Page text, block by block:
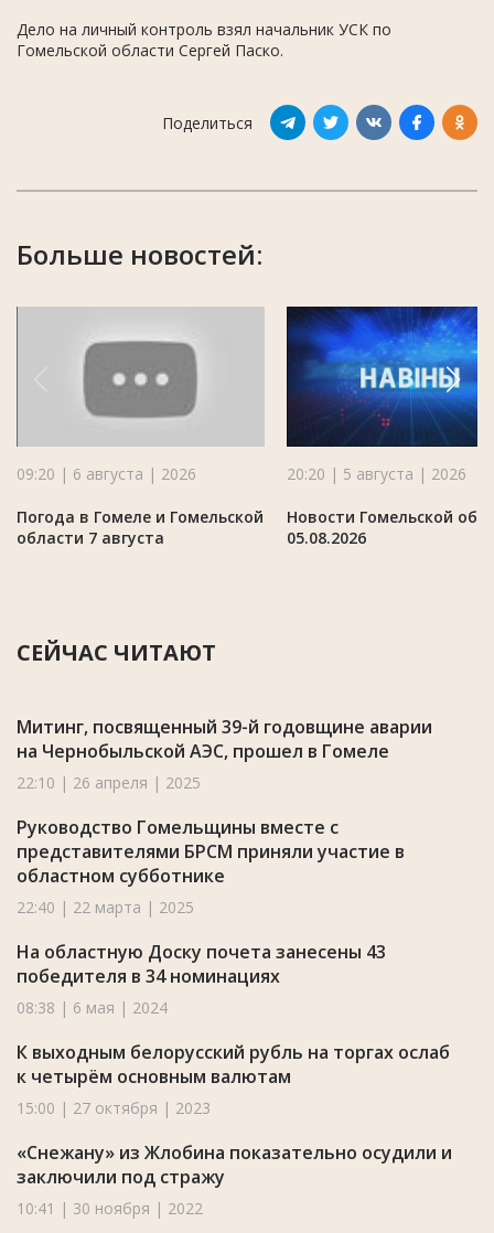
Дело на личный контроль взял начальник УСК по
Гомельской области Сергей Паско.
Поделиться
Больше новостей:
09:20 | 6 августа | 2026
Погода в Гомеле и Гомельской
области 7 августа
20:20 | 5 августа | 2026
Новости Гомельской
05.08.2026
СЕЙЧАС ЧИТАЮТ
Митинг, посвященный 39-й годовщине аварии
на Чернобыльской АЭС, прошел в Гомеле
22:10 | 26 апреля | 2025
Руководство Гомельщины вместе с
представителями БРСМ приняли участие в
областном субботнике
22:40 | 22 марта | 2025
На областную Доску почета занесены 43
победителя в 34 номинациях
08:38 | 6 мая | 2024
К выходным белорусский рубль на торгах ослаб
к четырём основным валютам
15:00 | 27 октября | 2023
«Снежану» из Жлобина показательно осудили и
заключили под стражу
10:41 | 30 ноября | 2022